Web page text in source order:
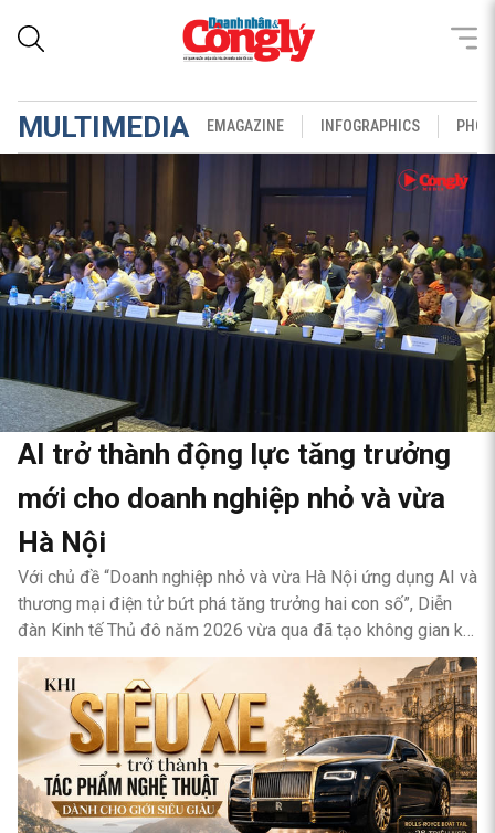
MULTIMEDIA EMAGAZINE INFOGRAPHICS
AI trở thành động lực tăng trưởng
mới cho doanh nghiệp nhỏ và vừa
Hà Nội
Với chủ đề “Doanh nghiệp nhỏ và vừa Hà Nội ứng dụng AI và
thương mại điện tử bứt phá tăng trưởng hai con số”, Diễn
đàn Kinh tế Thủ đô năm 2026 vừa qua đã tạo không gian kết
nối giữa doanh nghiệp với cơ quan quản lý, đơn vị cung cấp
công nghệ, tổ chức tư vấn, nguồn vốn và thị trường.